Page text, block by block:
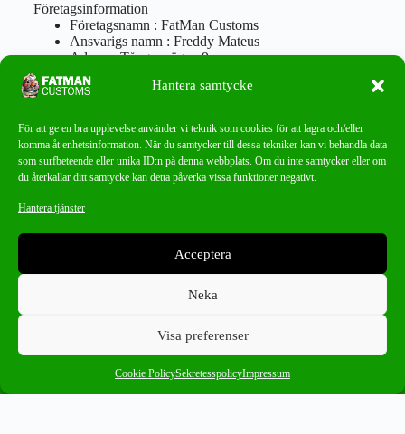
Hantera samtycke
För att ge en bra upplevelse använder vi teknik som cookies för att lagra och/eller
komma åt enhetsinformation. När du samtycker till dessa tekniker kan vi behandla data
som surfbeteende eller unika ID:n på denna webbplats. Om du inte samtycker eller om
du återkallar ditt samtycke kan detta påverka vissa funktioner negativt.
Hantera tjänster
Acceptera
Neka
Visa preferenser
Cookie PolicySekretesspolicyImpressum
Företagsinformation
Företagsnamn : FatMan Customs
Ansvarigs namn : Freddy Mateus
Adress : Tångenvägen 9
Postnr : 417 46 Göteborg
Tel : 0762919666
info@fatmancustoms.se
Mån – Fre 10:00 – 18:00
Lör -11:00 – 15:00
Missa aldrig ett bra erbjudande!